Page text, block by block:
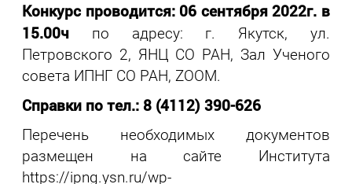
Конкурс проводится: 06 сентября 2022г. в
15.00ч по адресу: г. Якутск, ул.
Петровского 2, ЯНЦ СО РАН, Зал Ученого
совета ИПНГ СО РАН, ZOOM.
Справки по тел.: 8 (4112) 390-626
Перечень необходимых документов
размещен на сайте Института
https://ipng.ysn.ru/wp-